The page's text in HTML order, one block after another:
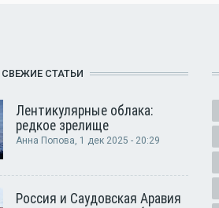
СВЕЖИЕ СТАТЬИ
Лентикулярные облака:
редкое зрелище
Анна Попова, 1 дек 2025 - 20:29
Россия и Саудовская Аравия